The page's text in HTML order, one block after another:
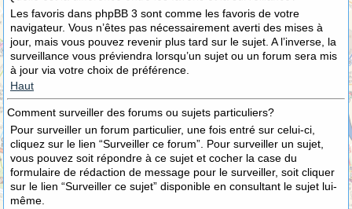
Les favoris dans phpBB 3 sont comme les favoris de votre
navigateur. Vous n’êtes pas nécessairement averti des mises à
jour, mais vous pouvez revenir plus tard sur le sujet. A l’inverse, la
surveillance vous préviendra lorsqu’un sujet ou un forum sera mis
à jour via votre choix de préférence.
Haut
Comment surveiller des forums ou sujets particuliers?
Pour surveiller un forum particulier, une fois entré sur celui-ci,
cliquez sur le lien “Surveiller ce forum”. Pour surveiller un sujet,
vous pouvez soit répondre à ce sujet et cocher la case du
formulaire de rédaction de message pour le surveiller, soit cliquer
sur le lien “Surveiller ce sujet” disponible en consultant le sujet lui-
même.